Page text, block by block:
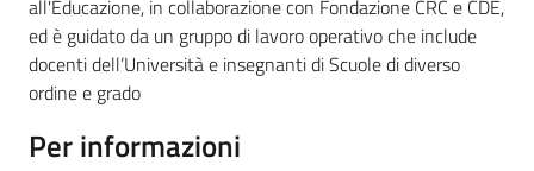
all'Educazione, in collaborazione con Fondazione CRC e CDE,
ed è guidato da un gruppo di lavoro operativo che include
docenti dell’Università e insegnanti di Scuole di diverso
ordine e grado
Per informazioni